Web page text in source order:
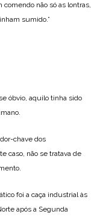
não só as lontras,
sumido.”
óbvio, aquilo tinha sido
chave dos
caso, não se tratava de
foi a caça industrial às
após a Segunda